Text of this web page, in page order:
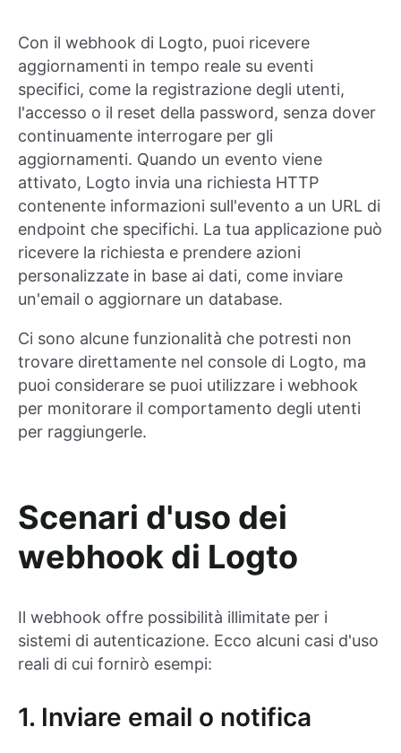
Con il webhook di Logto, puoi ricevere
aggiornamenti in tempo reale su eventi
specifici, come la registrazione degli utenti,
l'accesso o il reset della password, senza dover
continuamente interrogare per gli
aggiornamenti. Quando un evento viene
attivato, Logto invia una richiesta HTTP
contenente informazioni sull'evento a un URL di
endpoint che specifichi. La tua applicazione può
ricevere la richiesta e prendere azioni
personalizzate in base ai dati, come inviare
un'email o aggiornare un database.
Ci sono alcune funzionalità che potresti non
trovare direttamente nel console di Logto, ma
puoi considerare se puoi utilizzare i webhook
per monitorare il comportamento degli utenti
per raggiungerle.
Scenari d'uso dei
webhook di Logto
Il webhook offre possibilità illimitate per i
sistemi di autenticazione. Ecco alcuni casi d'uso
reali di cui fornirò esempi:
1. Inviare email o notifica